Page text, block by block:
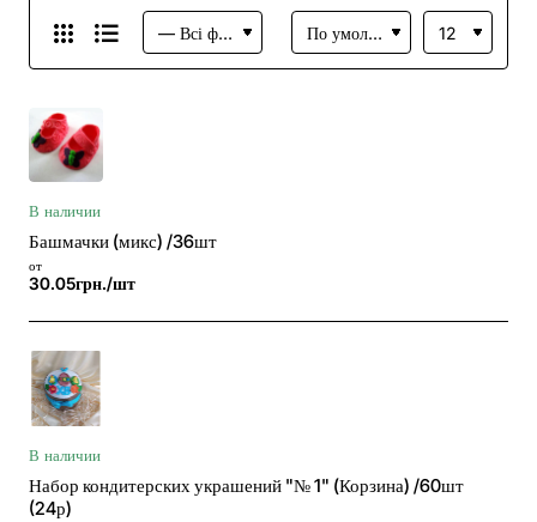
В наличии
Башмачки (микс) /36шт
от
30.05грн./шт
В наличии
Набор кондитерских украшений "№ 1" (Корзина) /60шт
(24р)